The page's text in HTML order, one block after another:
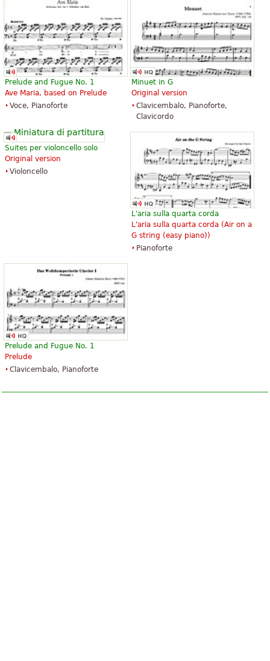
Goldberg Variations
8,66 €
Piano
Alfred Publishing
Goldberg Variations
8,70 €
Harpsichord, Piano Solo
G. Schirmer
Prelude and Fugue No. 1
Ave Maria, based on Prelude
Voce, Pianoforte
Minuet in G
Original version
Clavicembalo, Pianoforte,
Clavicordo
Suites per violoncello solo
Original version
Violoncello
L'aria sulla quarta corda
L'aria sulla quarta corda (Air on a
G string (easy piano))
Pianoforte
Prelude and Fugue No. 1
Prelude
Clavicembalo, Pianoforte